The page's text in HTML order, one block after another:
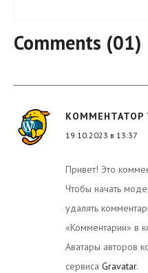
Comments (01)
КОММЕНТАТОР
19.10.2023 в 13:37
Привет! Это
Чтобы начать
удалять
«Комментарии» в
Аватары авторов
сервиса Gravatar.